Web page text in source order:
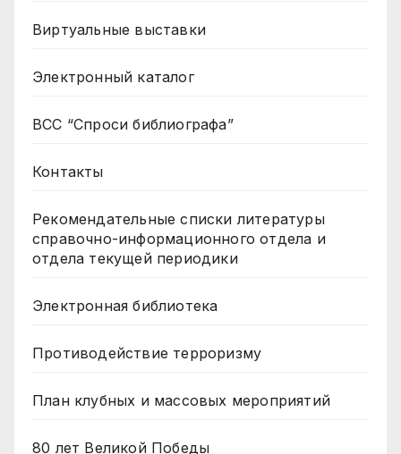
Виртуальные выставки
Электронный каталог
ВСС “Спроси библиографа”
Контакты
Рекомендательные списки литературы
справочно-информационного отдела и
отдела текущей периодики
Электронная библиотека
Противодействие терроризму
План клубных и массовых мероприятий
80 лет Великой Победы